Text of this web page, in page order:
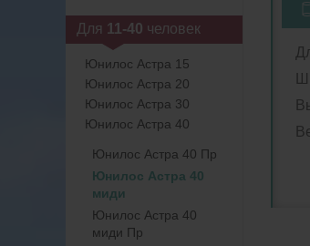
Для 11-40 человек
Юнилос Астра 15
Юнилос Астра 20
Юнилос Астра 30
Юнилос Астра 40
Юнилос Астра 40 Пр
Юнилос Астра 40
миди
Юнилос Астра 40
миди Пр